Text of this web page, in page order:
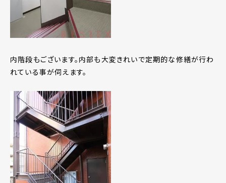
内階段もございます。内部も大変きれいで定期的な修繕が行わ
れている事が伺えます。